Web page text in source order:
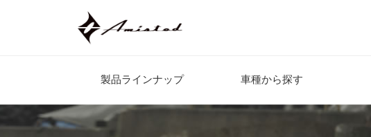
製品ラインナップ 車種から探す